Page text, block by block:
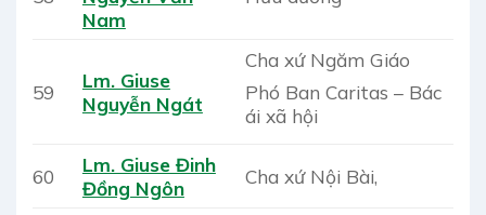
Nam
59
Lm. Giuse
Nguyễn Ngát
Cha xứ Ngăm Giáo
Phó Ban Caritas – Bác
ái xã hội
60
Lm. Giuse Đinh
Đồng Ngôn
Cha xứ Nội Bài,